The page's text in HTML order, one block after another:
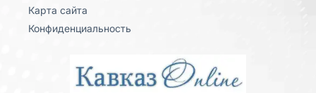
Карта сайта
Конфиденциальность